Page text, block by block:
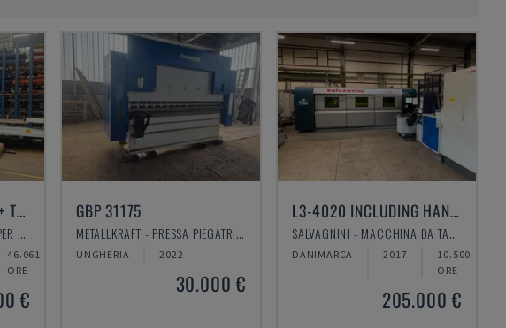
TRUPUNCH 5000 S12 + TRUSTORE 3030
TRUMPF - MACCHINA CNC PER PUNZONATURA
46.061
ORE
€
GBP 31175
METALLKRAFT - PRESSA PIEGATRICE
UNGHERIA 2022
30.000 €
L3-4020 INCLUDING HANDLING SYSTEM
SALVAGNINI - MACCHINA DA TAGLIO LASER A FIBRA
DANIMARCA 2017
10.500
ORE
205.000 €